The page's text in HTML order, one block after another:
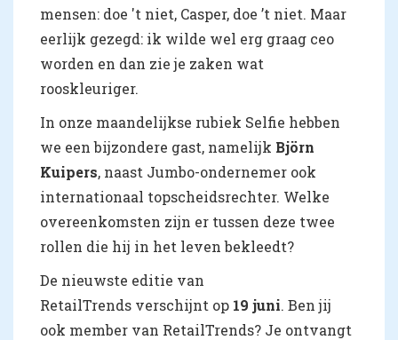
mensen: doe 't niet, Casper, doe ’t niet. Maar
eerlijk gezegd: ik wilde wel erg graag ceo
worden en dan zie je zaken wat
rooskleuriger.
In onze maandelijkse rubiek Selfie hebben
we een bijzondere gast, namelijk Björn
Kuipers, naast Jumbo-ondernemer ook
internationaal topscheidsrechter. Welke
overeenkomsten zijn er tussen deze twee
rollen die hij in het leven bekleedt?
De nieuwste editie van
RetailTrends verschijnt op 19 juni. Ben jij
ook member van RetailTrends? Je ontvangt